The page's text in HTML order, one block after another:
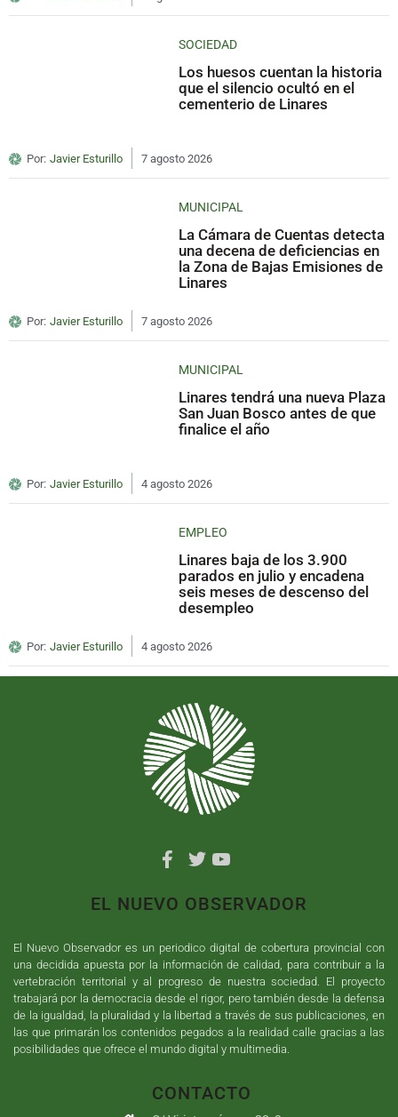
SOCIEDAD
Los huesos cuentan la historia
que el silencio ocultó en el
cementerio de Linares
Por: Javier Esturillo 7 agosto 2026
MUNICIPAL
La Cámara de Cuentas detecta
una decena de deficiencias en
la Zona de Bajas Emisiones de
Linares
Por: Javier Esturillo 7 agosto 2026
MUNICIPAL
Linares tendrá una nueva Plaza
San Juan Bosco antes de que
finalice el año
Por: Javier Esturillo 4 agosto 2026
EMPLEO
Linares baja de los 3.900
parados en julio y encadena
seis meses de descenso del
desempleo
Por: Javier Esturillo 4 agosto 2026
EL NUEVO OBSERVADOR
El Nuevo Observador es un periodico digital de cobertura provincial con
una decidida apuesta por la información de calidad, para contribuir a la
vertebración territorial y al progreso de nuestra sociedad. El proyecto
trabajará por la democracia desde el rigor, pero también desde la defensa
de la igualdad, la pluralidad y la libertad a través de sus publicaciones, en
las que primarán los contenidos pegados a la realidad calle gracias a las
posibilidades que ofrece el mundo digital y multimedia.
CONTACTO